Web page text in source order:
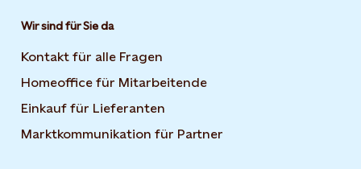
Wir sind für Sie da
Kontakt für alle Fragen
Homeoffice für Mitarbeitende
Einkauf für Lieferanten
Marktkommunikation für Partner